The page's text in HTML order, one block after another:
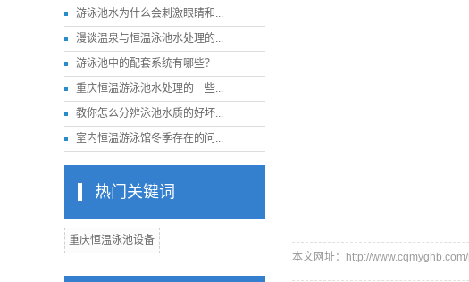
游泳池水为什么会刺激眼睛和...
漫谈温泉与恒温泳池水处理的...
游泳池中的配套系统有哪些？
重庆恒温游泳池水处理的一些...
教你怎么分辨泳池水质的好坏...
室内恒温游泳馆冬季存在的问...
热门关键词
重庆恒温泳池设备
本文网址：http://